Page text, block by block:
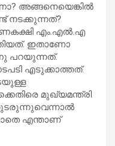
അങ്ങനെയെങ്കില്‍
നടക്കുന്നത്?
എം.എല്‍.എ
ഇതാണോ
പറയുന്നത്.
എടുക്കാത്തത്.
മുഖ്യമന്ത്രി
തുടരുന്നുവെന്നാല്‍
എന്താണ്